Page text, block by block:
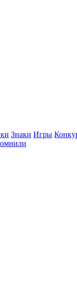
Знаки Игры